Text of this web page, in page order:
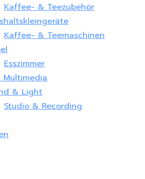
Kaffee- & Teezubehör
Kaffee- & Teemaschinen
Esszimmer
Multimedia
& Light
Studio & Recording